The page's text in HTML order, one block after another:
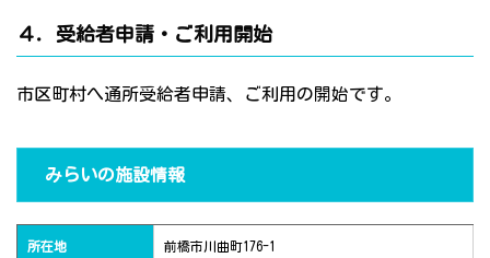
４．受給者申請・ご利用開始
市区町村へ通所受給者申請、ご利用の開始です。
みらいの施設情報
所在地 前橋市川曲町176-1